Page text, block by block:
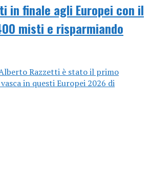
in finale agli Europei con il
misti e risparmiando
Razzetti è stato il primo
in questi Europei 2026 di